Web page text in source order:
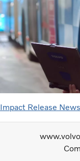
Impact Release